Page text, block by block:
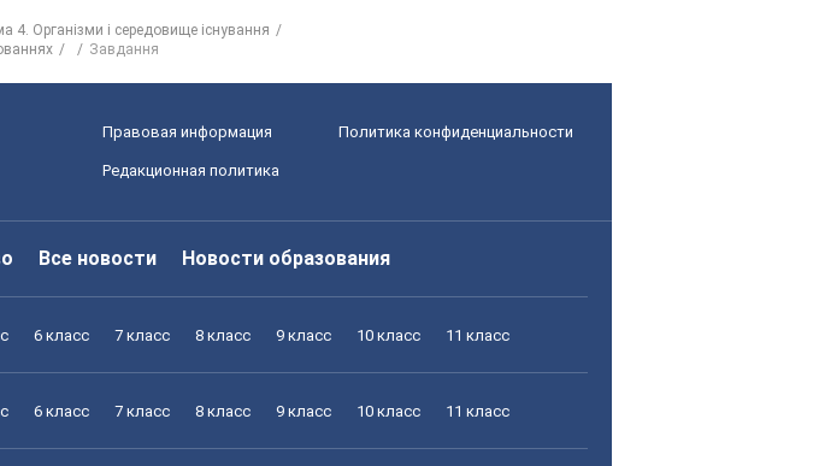
4. Організми і середовище існування
Завдання
Правовая информация Политика конфиденциальности
Редакционная политика
Все новости Новости образования
6 класс 7 класс 8 класс 9 класс 10 класс 11 класс
6 класс 7 класс 8 класс 9 класс 10 класс 11 класс